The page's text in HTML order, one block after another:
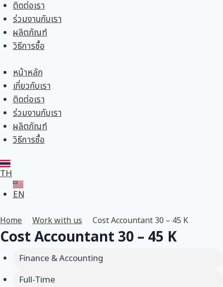
ติดต่อเรา
ร่วมงานกับเรา
ผลิตภัณฑ์
วิธีการซื้อ
หน้าหลัก
เกี่ยวกับเรา
ติดต่อเรา
ร่วมงานกับเรา
ผลิตภัณฑ์
วิธีการซื้อ
TH
EN
Home Work with us Cost Accountant 30 – 45 K
Cost Accountant 30 – 45 K
Finance & Accounting
Full-Time